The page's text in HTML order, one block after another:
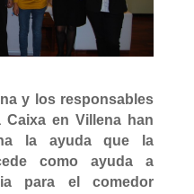
y los responsables
en Villena han
la ayuda que la
como ayuda a
para el comedor